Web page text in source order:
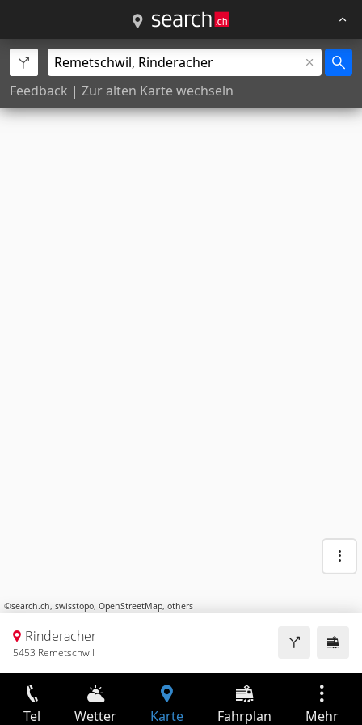
Feedback | Zur alten Karte wechseln
©search.ch, swisstopo, OpenStreetMap, others
Rinderacher
5453 Remetschwil
Tel Wetter Karte Fahrplan Mehr